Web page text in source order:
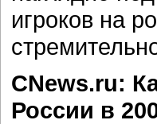
игроков на
CNews.ru:
России в